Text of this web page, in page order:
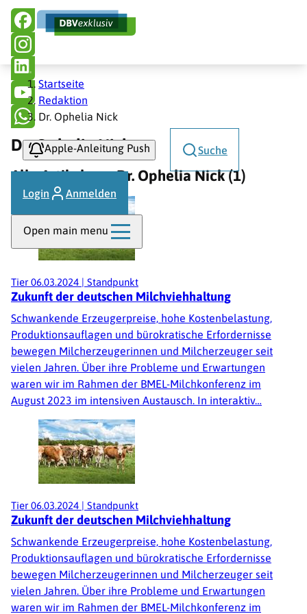
Direkt
zum
Inhalt
Hauptnavigation
Apple-Anleitung Push Suche
Login Anmelden
Open main menu
Pfadnavigation
Startseite
Redaktion
Dr. Ophelia Nick
Dr. Ophelia Nick
Alle Artikel von Dr. Ophelia Nick (1)
Tier 06.03.2024 | Standpunkt
Zukunft der deutschen Milchviehhaltung
Schwankende Erzeugerpreise, hohe Kostenbelastung,
Produktionsauflagen und bürokratische Erfordernisse
bewegen Milcherzeugerinnen und Milcherzeuger seit
vielen Jahren. Über ihre Probleme und Erwartungen
waren wir im Rahmen der BMEL-Milchkonferenz im
August 2023 im intensiven Austausch. In interaktiv…
Tier 06.03.2024 | Standpunkt
Zukunft der deutschen Milchviehhaltung
Schwankende Erzeugerpreise, hohe Kostenbelastung,
Produktionsauflagen und bürokratische Erfordernisse
bewegen Milcherzeugerinnen und Milcherzeuger seit
vielen Jahren. Über ihre Probleme und Erwartungen
waren wir im Rahmen der BMEL-Milchkonferenz im